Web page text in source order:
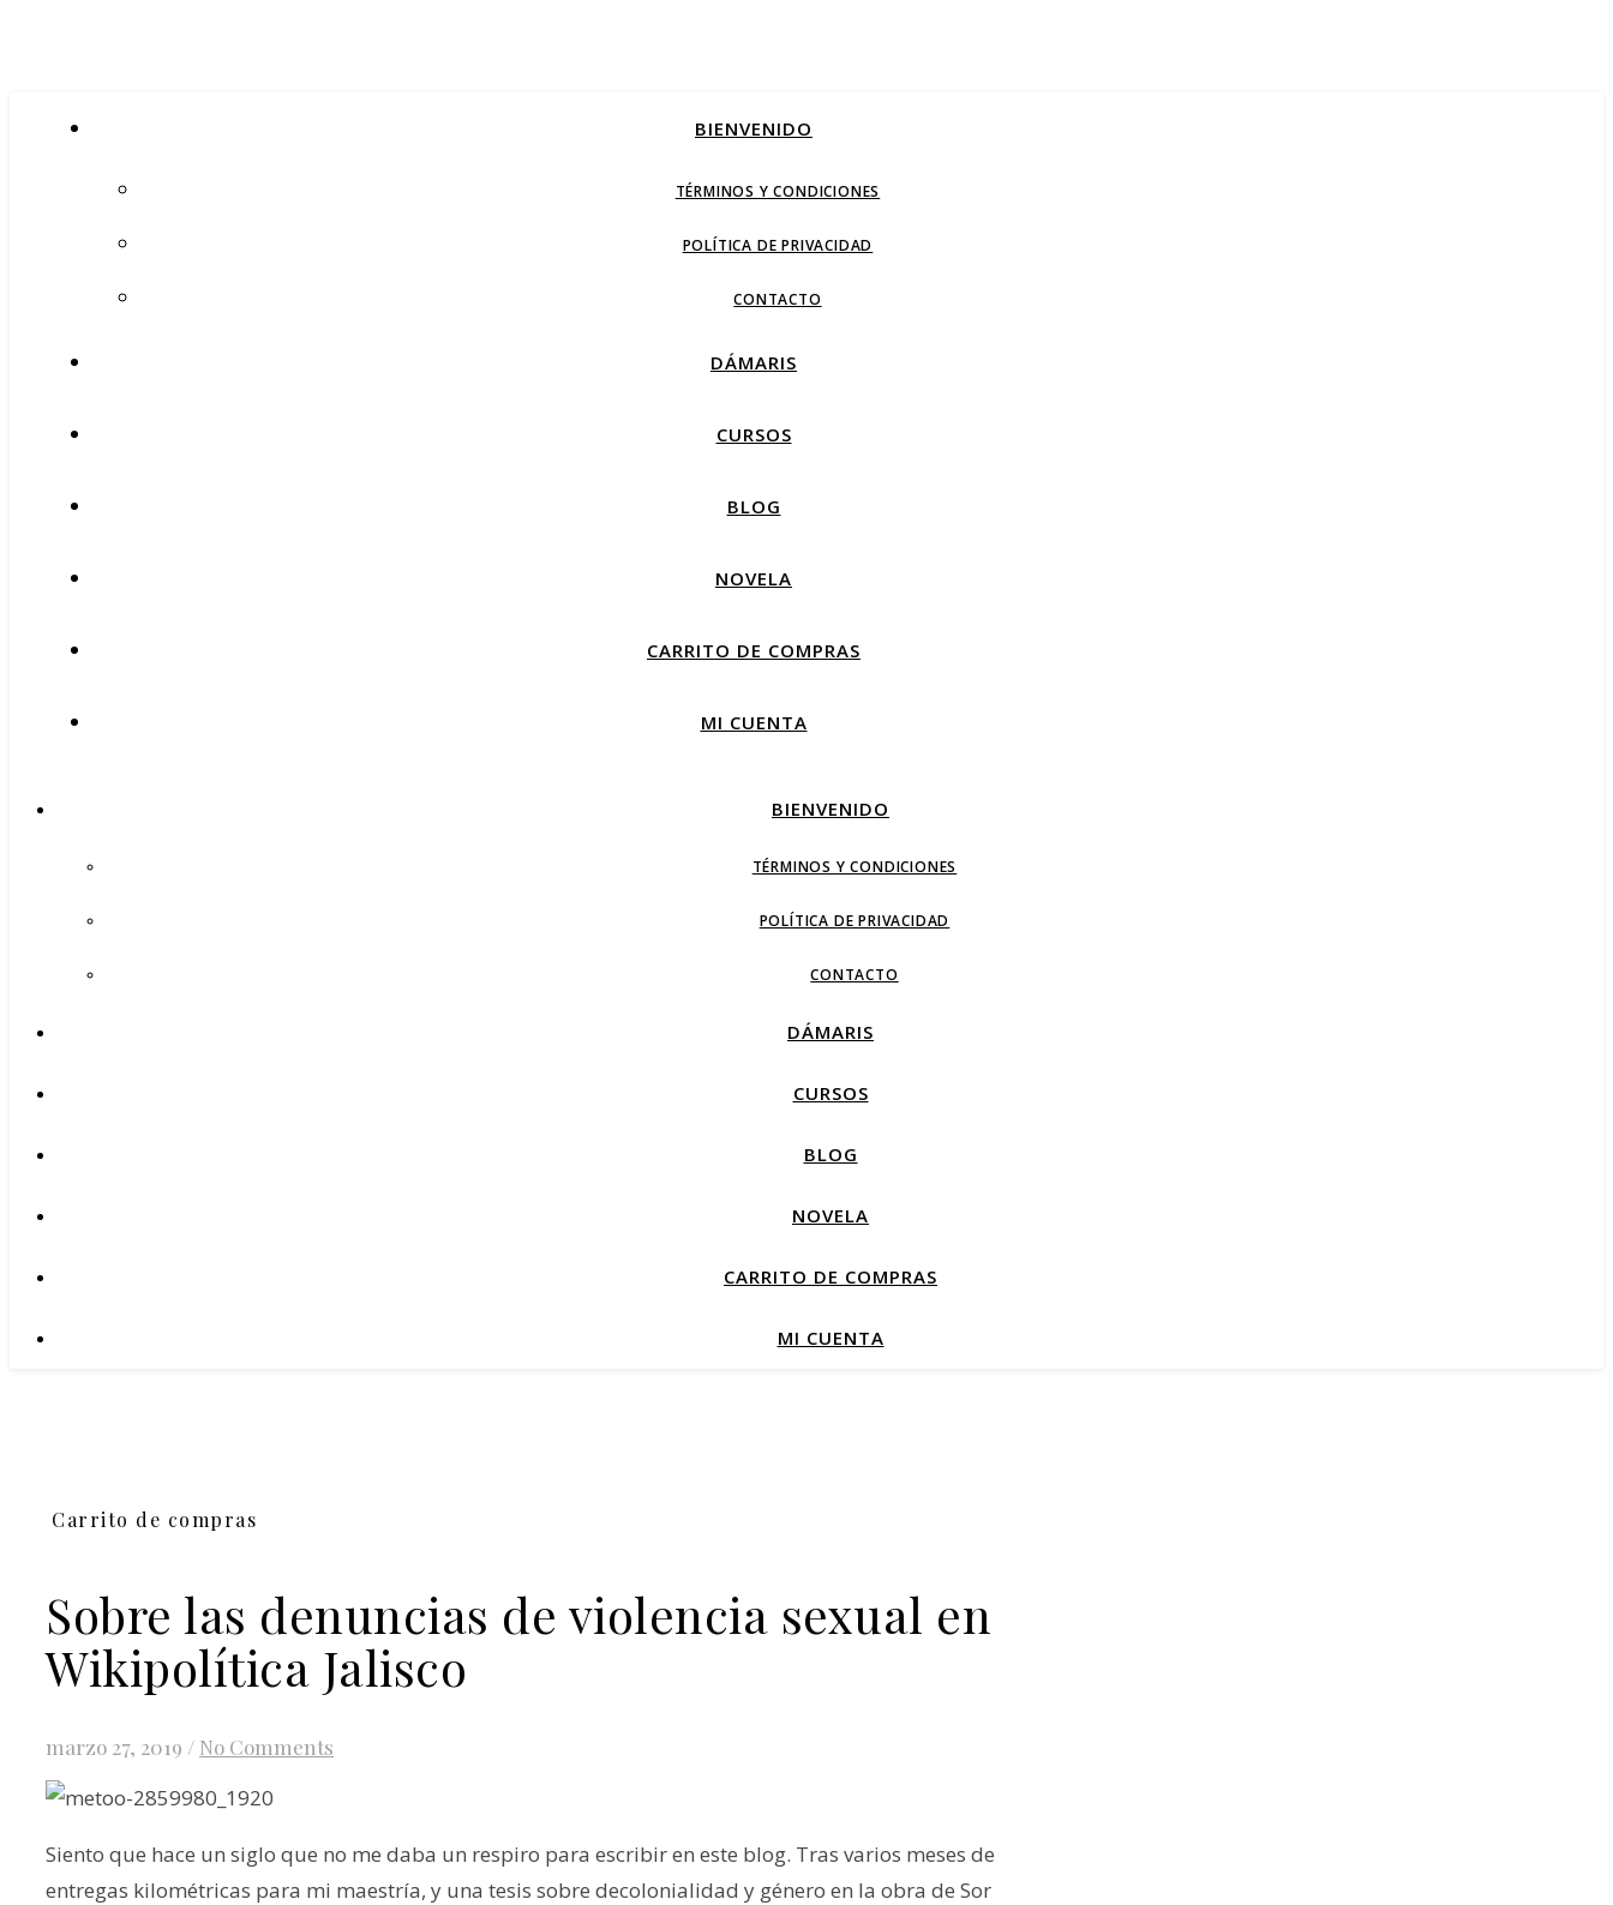
BIENVENIDO
TÉRMINOS Y CONDICIONES
POLÍTICA DE PRIVACIDAD
CONTACTO
DÁMARIS
CURSOS
BLOG
NOVELA
CARRITO DE COMPRAS
MI CUENTA
BIENVENIDO
TÉRMINOS Y CONDICIONES
POLÍTICA DE PRIVACIDAD
CONTACTO
DÁMARIS
CURSOS
BLOG
NOVELA
CARRITO DE COMPRAS
MI CUENTA
Carrito de compras
Sobre las denuncias de violencia sexual en
Wikipolítica Jalisco
marzo 27, 2019 / No Comments
Siento que hace un siglo que no me daba un respiro para escribir en este blog. Tras varios meses de
entregas kilométricas para mi maestría, y una tesis sobre decolonialidad y género en la obra de Sor